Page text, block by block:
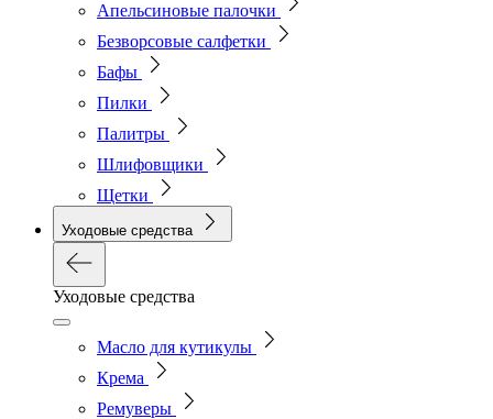
Апельсиновые палочки
Безворсовые салфетки
Бафы
Пилки
Палитры
Шлифовщики
Щетки
Уходовые средства
Уходовые средства
Масло для кутикулы
Крема
Ремуверы